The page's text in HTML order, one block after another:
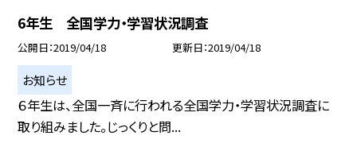
6年生 全国学力・学習状況調査
公開日 2019/04/18 更新日 2019/04/18
お知らせ
６年生は、全国一斉に行われる全国学力・学習状況調査に
取り組みました。じっくりと問...